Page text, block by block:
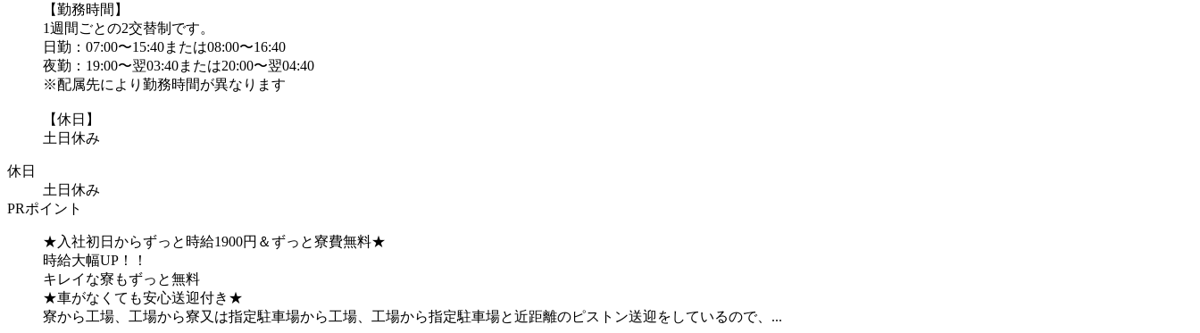
【勤務時間】
1週間ごとの2交替制です。
日勤：07:00〜15:40または08:00〜16:40
夜勤：19:00〜翌03:40または20:00〜翌04:40
※配属先により勤務時間が異なります
【休日】
土日休み
休日
土日休み
PRポイント
★入社初日からずっと時給1900円＆ずっと寮費無料★
時給大幅UP！！
キレイな寮もずっと無料
★車がなくても安心送迎付き★
寮から工場、工場から寮又は指定駐車場から工場、工場から指定駐車場と近距離のピストン送迎をしているので、...